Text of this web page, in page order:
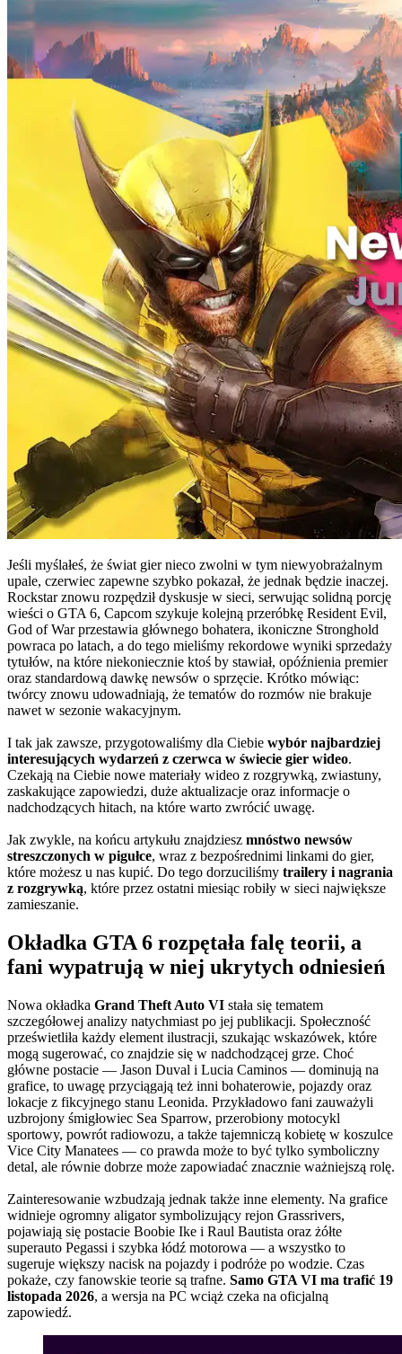
Jeśli myślałeś, że świat gier nieco zwolni w tym niewyobrażalnym
upale, czerwiec zapewne szybko pokazał, że jednak będzie inaczej.
Rockstar znowu rozpędził dyskusje w sieci, serwując solidną porcję
wieści o GTA 6, Capcom szykuje kolejną przeróbkę Resident Evil,
God of War przestawia głównego bohatera, ikoniczne Stronghold
powraca po latach, a do tego mieliśmy rekordowe wyniki sprzedaży
tytułów, na które niekoniecznie ktoś by stawiał, opóźnienia premier
oraz standardową dawkę newsów o sprzęcie. Krótko mówiąc:
twórcy znowu udowadniają, że tematów do rozmów nie brakuje
nawet w sezonie wakacyjnym.
I tak jak zawsze, przygotowaliśmy dla Ciebie wybór najbardziej
interesujących wydarzeń z czerwca w świecie gier wideo.
Czekają na Ciebie nowe materiały wideo z rozgrywką, zwiastuny,
zaskakujące zapowiedzi, duże aktualizacje oraz informacje o
nadchodzących hitach, na które warto zwrócić uwagę.
Jak zwykle, na końcu artykułu znajdziesz mnóstwo newsów
streszczonych w pigułce, wraz z bezpośrednimi linkami do gier,
które możesz u nas kupić. Do tego dorzuciliśmy trailery i nagrania
z rozgrywką, które przez ostatni miesiąc robiły w sieci największe
zamieszanie.
Okładka GTA 6 rozpętała falę teorii, a
fani wypatrują w niej ukrytych odniesień
Nowa okładka Grand Theft Auto VI stała się tematem
szczegółowej analizy natychmiast po jej publikacji. Społeczność
prześwietliła każdy element ilustracji, szukając wskazówek, które
mogą sugerować, co znajdzie się w nadchodzącej grze. Choć
główne postacie — Jason Duval i Lucia Caminos — dominują na
grafice, to uwagę przyciągają też inni bohaterowie, pojazdy oraz
lokacje z fikcyjnego stanu Leonida. Przykładowo fani zauważyli
uzbrojony śmigłowiec Sea Sparrow, przerobiony motocykl
sportowy, powrót radiowozu, a także tajemniczą kobietę w koszulce
Vice City Manatees — co prawda może to być tylko symboliczny
detal, ale równie dobrze może zapowiadać znacznie ważniejszą rolę.
Zainteresowanie wzbudzają jednak także inne elementy. Na grafice
widnieje ogromny aligator symbolizujący rejon Grassrivers,
pojawiają się postacie Boobie Ike i Raul Bautista oraz żółte
superauto Pegassi i szybka łódź motorowa — a wszystko to
sugeruje większy nacisk na pojazdy i podróże po wodzie. Czas
pokaże, czy fanowskie teorie są trafne. Samo GTA VI ma trafić 19
listopada 2026, a wersja na PC wciąż czeka na oficjalną
zapowiedź.